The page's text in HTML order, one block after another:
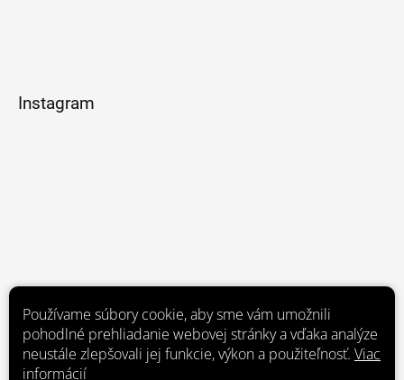
Používame súbory cookie, aby sme vám umožnili
pohodlné prehliadanie webovej stránky a vďaka analýze
neustále zlepšovali jej funkcie, výkon a použiteľnosť. Viac
informácií
Instagram